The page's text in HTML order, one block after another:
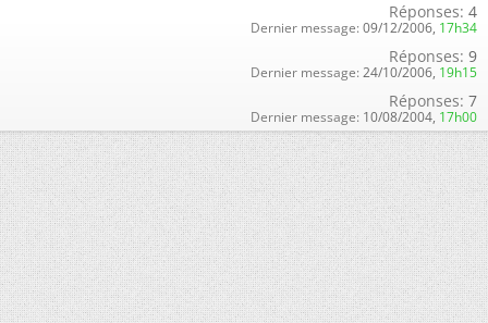
Réponses: 4
Dernier message: 09/12/2006, 17h34
Réponses: 9
Dernier message: 24/10/2006, 19h15
Réponses: 7
Dernier message: 10/08/2004, 17h00